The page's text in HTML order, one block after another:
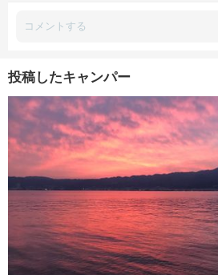
投稿したキャンパー